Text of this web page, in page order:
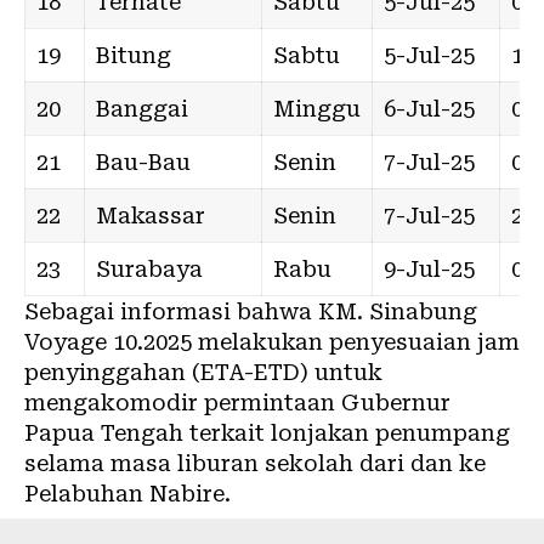
19 Bitung Sabtu 5-Jul-25
20 Banggai Minggu 6-Jul-25
21 Bau-Bau Senin 7-Jul-25
22 Makassar Senin 7-Jul-25
23 Surabaya Rabu 9-Jul-25
Sebagai informasi bahwa KM. Sinabung
Voyage 10.2025 melakukan penyesuaian jam
penyinggahan (ETA-ETD) untuk
mengakomodir permintaan Gubernur
Papua Tengah terkait lonjakan penumpang
selama masa liburan sekolah dari dan ke
Pelabuhan Nabire.